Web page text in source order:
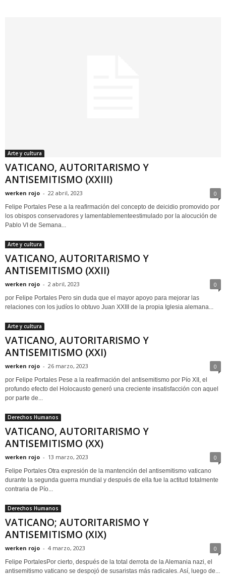
Arte y cultura
VATICANO, AUTORITARISMO Y
ANTISEMITISMO (XXIII)
werken rojo - 22 abril, 2023 0
Felipe Portales Pese a la reafirmación del concepto de deicidio promovido por
los obispos conservadores y lamentablementeestimulado por la alocución de
Pablo VI de Semana...
Arte y cultura
VATICANO, AUTORITARISMO Y
ANTISEMITISMO (XXII)
werken rojo - 2 abril, 2023 0
por Felipe Portales Pero sin duda que el mayor apoyo para mejorar las
relaciones con los judíos lo obtuvo Juan XXIII de la propia Iglesia alemana...
Arte y cultura
VATICANO, AUTORITARISMO Y
ANTISEMITISMO (XXI)
werken rojo - 26 marzo, 2023 0
por Felipe Portales Pese a la reafirmación del antisemitismo por Pío XII, el
profundo efecto del Holocausto generó una creciente insatisfacción con aquel
por parte de...
Derechos Humanos
VATICANO, AUTORITARISMO Y
ANTISEMITISMO (XX)
werken rojo - 13 marzo, 2023 0
Felipe Portales Otra expresión de la mantención del antisemitismo vaticano
durante la segunda guerra mundial y después de ella fue la actitud totalmente
contraria de Pío...
Derechos Humanos
VATICANO; AUTORITARISMO Y
ANTISEMITISMO (XIX)
werken rojo - 4 marzo, 2023 0
Felipe PortalesPor cierto, después de la total derrota de la Alemania nazi, el
antisemitismo vaticano se despojó de susaristas más radicales. Así, luego de...